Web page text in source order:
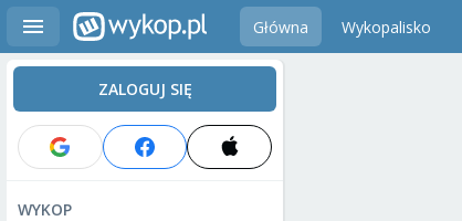
Główna Wykopalisko
ZALOGUJ SIĘ
WYKOP